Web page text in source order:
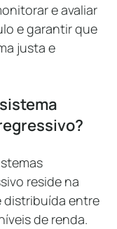
e avaliar
e garantir que
justa e
reside na
distribuída entre
de renda.